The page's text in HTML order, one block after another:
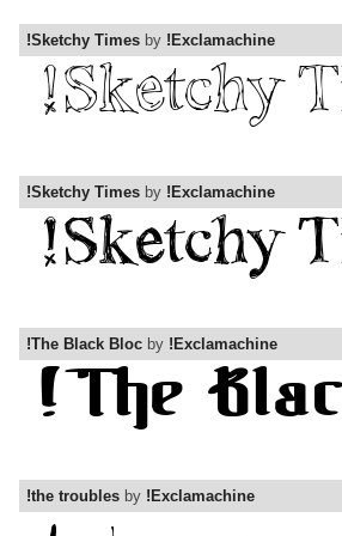
!Sketchy Times by !Exclamachine
!Sketchy Times by !Exclamachine
!The Black Bloc by !Exclamachine
!the troubles by !Exclamachine